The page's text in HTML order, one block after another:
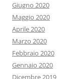
Giugno 2020
Maggio 2020
Aprile 2020
Marzo 2020
Febbraio 2020
Gennaio 2020